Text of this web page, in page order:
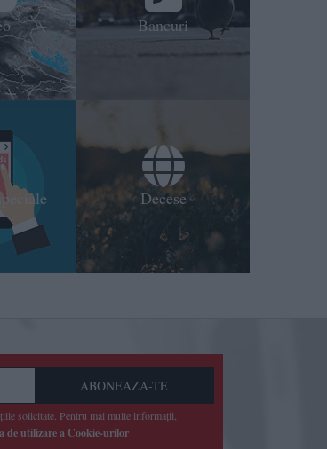
Bancuri
Decese
ABONEAZA-TE
solicitate. Pentru mai multe informaţii,
de utilizare a Cookie-urilor